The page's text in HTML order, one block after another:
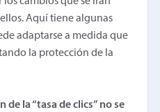
Aquí tiene algunas
adaptarse a medida que
la protección de la
de la “tasa de clics” no se